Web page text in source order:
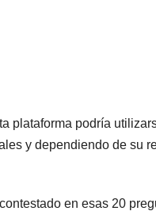
plataforma podría
y dependiendo de su
en esas 20